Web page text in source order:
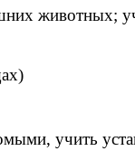
животных;
учить